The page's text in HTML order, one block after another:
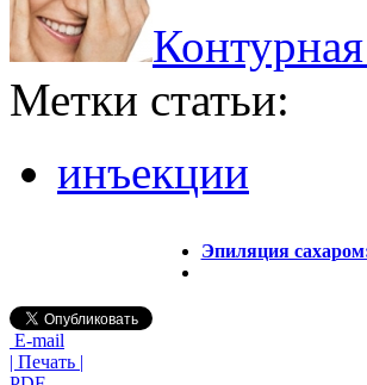
Метки статьи:
инъекции
Эпиляция
E-mail
| Печать |